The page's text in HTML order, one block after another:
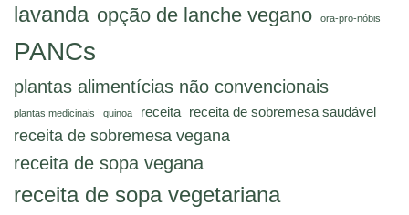
lavanda opção de lanche vegano ora-pro-nóbis
PANCs
plantas alimentícias não convencionais
plantas medicinais quinoa receita receita de sobremesa saudável
receita de sobremesa vegana
receita de sopa vegana
receita de sopa vegetariana